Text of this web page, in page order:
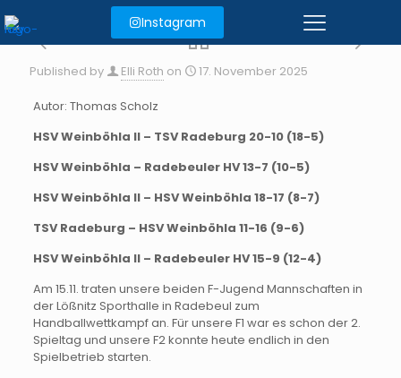
Instagram
Published by Elli Roth on 17. November 2025
Autor: Thomas Scholz
HSV Weinböhla II – TSV Radeburg 20-10 (18-5)
HSV Weinböhla – Radebeuler HV 13-7 (10-5)
HSV Weinböhla II – HSV Weinböhla 18-17 (8-7)
TSV Radeburg – HSV Weinböhla 11-16 (9-6)
HSV Weinböhla II – Radebeuler HV 15-9 (12-4)
Am 15.11. traten unsere beiden F-Jugend Mannschaften in
der Lößnitz Sporthalle in Radebeul zum
Handballwettkampf an. Für unsere F1 war es schon der 2.
Spieltag und unsere F2 konnte heute endlich in den
Spielbetrieb starten.